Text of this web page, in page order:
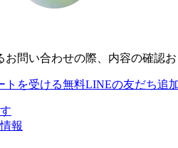
お問い合わせの際、内容の確認
トを受ける無料LINEの友だち追
報